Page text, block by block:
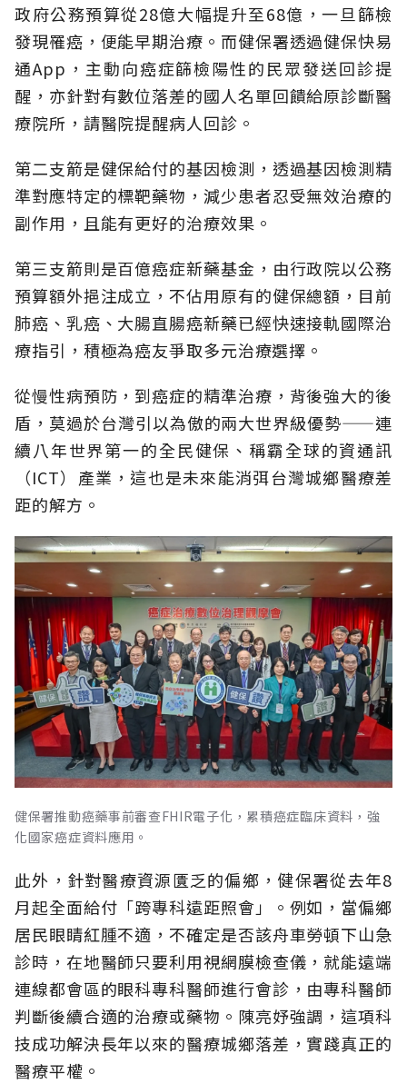
政府公務預算從28億大幅提升至68億，一旦篩檢
發現罹癌，便能早期治療。而健保署透過健保快易
通App，主動向癌症篩檢陽性的民眾發送回診提
醒，亦針對有數位落差的國人名單回饋給原診斷醫
療院所，請醫院提醒病人回診。
第二支箭是健保給付的基因檢測，透過基因檢測精
準對應特定的標靶藥物，減少患者忍受無效治療的
副作用，且能有更好的治療效果。
第三支箭則是百億癌症新藥基金，由行政院以公務
預算額外挹注成立，不佔用原有的健保總額，目前
肺癌、乳癌、大腸直腸癌新藥已經快速接軌國際治
療指引，積極為癌友爭取多元治療選擇。
從慢性病預防，到癌症的精準治療，背後強大的後
盾，莫過於台灣引以為傲的兩大世界級優勢——連
續八年世界第一的全民健保、稱霸全球的資通訊
（ICT）產業，這也是未來能消弭台灣城鄉醫療差
距的解方。
健保署推動癌藥事前審查FHIR電子化，累積癌症臨床資料，強
化國家癌症資料應用。
此外，針對醫療資源匱乏的偏鄉，健保署從去年8
月起全面給付「跨專科遠距照會」。例如，當偏鄉
居民眼睛紅腫不適，不確定是否該舟車勞頓下山急
診時，在地醫師只要利用視網膜檢查儀，就能遠端
連線都會區的眼科專科醫師進行會診，由專科醫師
判斷後續合適的治療或藥物。陳亮妤強調，這項科
技成功解決長年以來的醫療城鄉落差，實踐真正的
醫療平權。